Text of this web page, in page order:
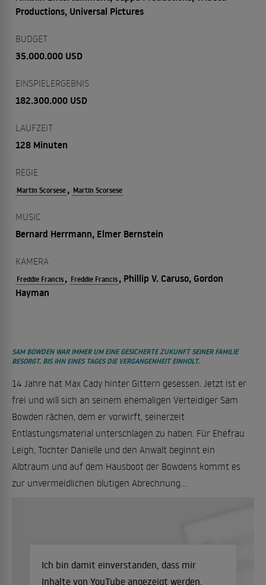
Productions, Universal Pictures
BUDGET
35.000.000 USD
EINSPIELERGEBNIS
182.300.000 USD
LAUFZEIT
128 Minuten
REGIE
Martin Scorsese, Martin Scorsese
MUSIC
Bernard Herrmann, Elmer Bernstein
KAMERA
Freddie Francis, Freddie Francis, Phillip V. Caruso, Gordon
Hayman
SAM BOWDEN WAR IMMER UM EINE GESICHERTE ZUKUNFT SEINER FAMILIE
BESORGT. BIS IHN EINES TAGES DIE VERGANGENHEIT EINHOLT.
14 Jahre hat Max Cady hinter Gittern gesessen. Jetzt ist er
frei und will sich an seinem ehemaligen Verteidiger Sam
Bowden rächen, dem er vorwirft, seinerzeit
Entlastungsmaterial unterschlagen zu haben. Für Ehefrau
Leigh, Tochter Danielle und den Anwalt beginnt ein
Albtraum und auf dem Hausboot der Bowdens kommt es
zur unvermeidlichen blutigen Abrechnung...
Ich bin damit einverstanden, dass mir
Inhalte von YouTube angezeigt werden.